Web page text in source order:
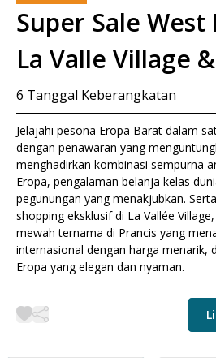
Super Sale West
La Valle Village
6 Tanggal Keberangkatan
Jelajahi pesona Eropa Barat dalam
dengan penawaran yang
menghadirkan kombinasi sempurna
Eropa, pengalaman belanja kelas
pegunungan yang menakjubkan.
shopping eksklusif di La Vallée
mewah ternama di Prancis yang
internasional dengan harga menarik,
Eropa yang elegan dan nyaman.